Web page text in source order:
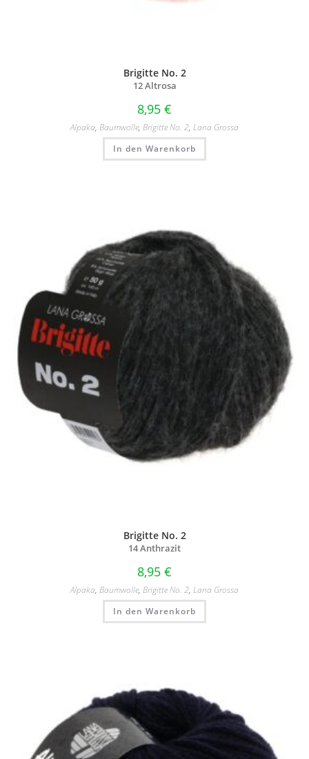
Brigitte No. 2
12 Altrosa
8,95 €
Alpaka, Baumwolle, Brigitte No. 2, Lana Grossa
In den Warenkorb
Brigitte No. 2
14 Anthrazit
8,95 €
Alpaka, Baumwolle, Brigitte No. 2, Lana Grossa
In den Warenkorb